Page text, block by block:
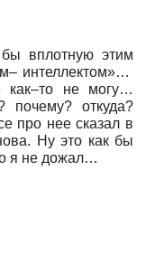
вплотную этим
интеллектом»…
не могу…
почему? откуда?
про нее сказал в
Ну это как бы
я не дожал…